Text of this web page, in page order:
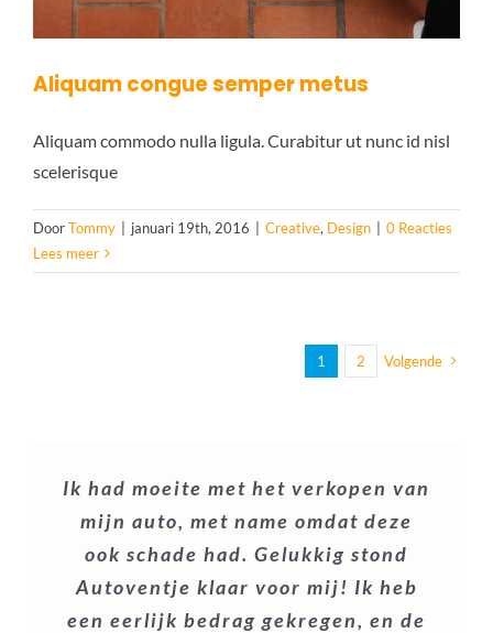
Aliquam congue semper metus
Aliquam commodo nulla ligula. Curabitur ut nunc id nisl
scelerisque
DoorTommy januari 19th, 2016 Creative, Design
0 Reacties
Lees meer
1 2 Volgende
Ik had moeite met het verkopen van
mijn auto, met name omdat deze
ook schade had. Gelukkig stond
Autoventje klaar voor mij! Ik heb
een eerlijk bedrag gekregen, en de